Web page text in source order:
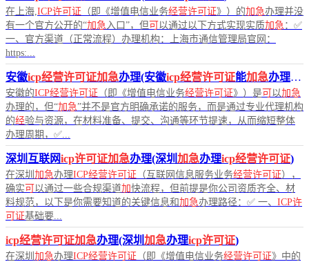
在上海, ICP许可证 （即《增值电信业务经营许可证》）的加急办理并没
有一个官方公开的“加急 入口”，但 可 以通过以下方式实现实质加急 ：✅
一、官方渠道（正常流程）办理机构：上海市通信管理局官网：
https:...
安徽icp经营许可证加急办理(安徽icp经营许可证能加急办理吗)
安徽的ICP经营许可证 （即《增值电信业务经营许可证》）是可 以加急
办理的，但“加急”并不是官方明确承诺的服务，而是通过专业代理机构
的经验与资源，在材料准备、提交、沟通等环节提速，从而缩短整体
办理周期，✅...
深圳互联网icp许可证加急办理(深圳 加急办理icp经营许可证)
在深圳 加急办理ICP经营许可证 （互联网信息服务业务经营许可证），
确实 可 以通过一些合规渠道加快流程，但前提是你公司资质齐全、材
料规范，以下是你需要知道的关键信息和加急办理路径：✅ 一、 ICP许
可证基础要...
icp经营许可证加急办理(深圳 加急办理icp许可证)
在深圳 加急办理ICP经营许可证 （即《增值电信业务经营许可证》中的